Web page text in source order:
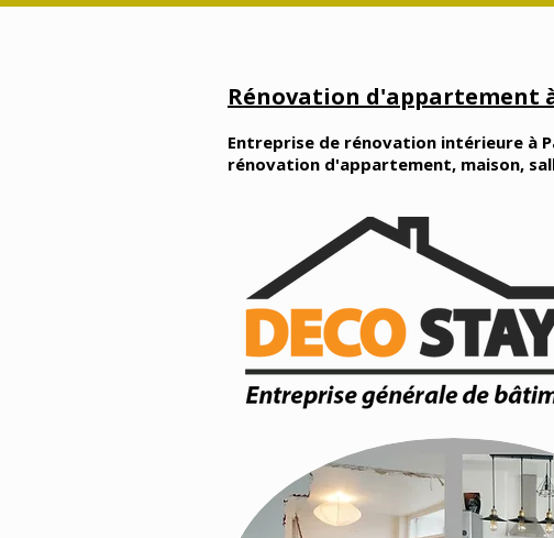
Rénovation d'appartement
Entreprise de rénovation intérieure à
rénovation d'appartement, maison,